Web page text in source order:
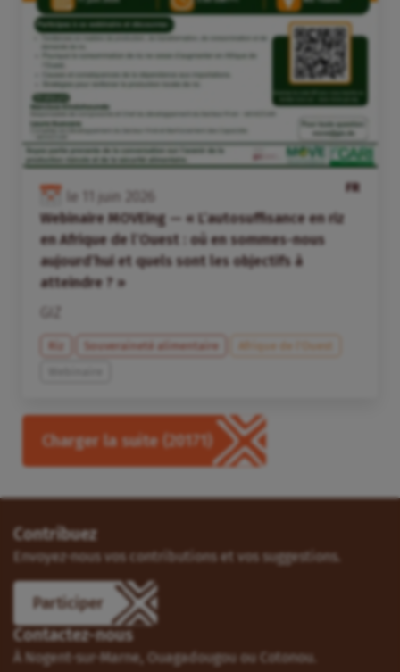
FR
le juin
Webinaire MOVEing — « L’autosuffisance en riz
en Afrique de l’Ouest : où en sommes-nous
aujourd’hui et quels sont les objectifs à
atteindre ? »
Riz Souveraineté alimentaire
Afrique de l’Ouest
Charger la suite (20171)
Contribuez
Envoyez-nous vos contributions et vos suggestions.
Participer
Contactez-nous
À Nogent-sur-Marne, Ouagadougou ou Cotonou.